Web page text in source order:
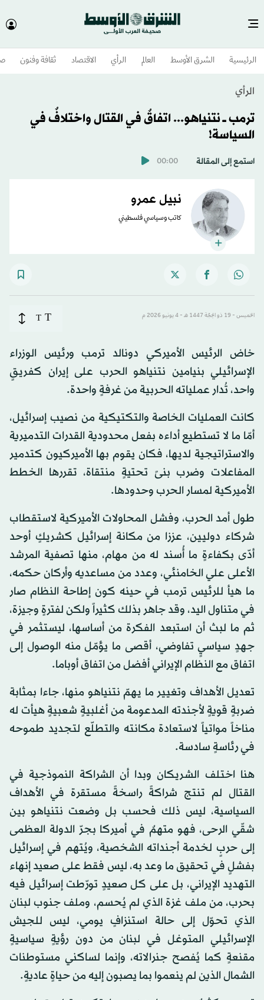
الرئيسية الشرق الأوسط​ العالم الرأي الاقتصاد ثقافة وفنون
الرأي
ترمب ـــ نتنياهو... اتفاقٌ في القتال واختلافٌ في
السياسة!
استمع إلى المقالة 00:00
نبيل عمرو
كاتب وسياسي فلسطيني
الخميس - 19 ذو الحِجّة 1447 هـ - 4 يونيو 2026 م T
T
خاض الرئيس الأميركي دونالد ترمب ورئيس الوزراء
الإسرائيلي بنيامين نتنياهو الحرب على إيران كفريقٍ
واحد، تُدار عملياته الحربية من غرفةٍ واحدة.
كانت العمليات الخاصة والتكتيكية من نصيب إسرائيل،
أمّا ما لا تستطيع أداءه بفعل محدودية القدرات التدميرية
والاستراتيجية لديها، فكان يقوم بها الأميركيون كتدمير
المفاعلات وضرب بنىً تحتيةٍ منتقاة، تقررها الخطط
الأميركية لمسار الحرب وحدودها.
طول أمد الحرب، وفشل المحاولات الأميركية لاستقطاب
شركاء دوليين، عززا من مكانة إسرائيل كشريكٍ أوحد
أدّى بكفاءةٍ ما أُسند له من مهام، منها تصفية المرشد
الأعلى علي الخامنئي، وعدد من مساعديه وأركان حكمه،
ما هيأ للرئيس ترمب في حينه كون إطاحة النظام صار
في متناول اليد، وقد جاهر بذلك كثيراً ولكن لفترةٍ وجيزة،
ثم ما لبث أن استبعد الفكرة من أساسها، ليستثمر في
جهدٍ سياسيٍ تفاوضي، أقصى ما يؤمّل منه الوصول إلى
اتفاق مع النظام الإيراني أفضل من اتفاق أوباما.
تعديل الأهداف وتغيير ما يهمّ نتنياهو منها، جاءا بمثابة
ضربةٍ قويةٍ لأجندته المدعومة من أغلبيةٍ شعبيةٍ هيأت له
مناخاً مواتياً لاستعادة مكانته والتطلّع لتجديد طموحه
في رئاسةٍ سادسة.
هنا اختلف الشريكان وبدا أن الشراكة النموذجية في
القتال لم تنتج شراكةً راسخةً مستقرة في الأهداف
السياسية، ليس ذلك فحسب بل وضعت نتنياهو بين
شقّي الرحى، فهو متهمٌ في أميركا بجرّ الدولة العظمى
إلى حربٍ لخدمة أجنداته الشخصية، ويُتهم في إسرائيل
بفشلٍ في تحقيق ما وعد به، ليس فقط على صعيد إنهاء
التهديد الإيراني، بل على كل صعيدٍ تورّطت إسرائيل فيه
بحرب، من ملف غزة الذي لم يُحسم، وملف جنوب لبنان
الذي تحوّل إلى حالة استنزافٍ يومي، ليس للجيش
الإسرائيلي المتوغل في لبنان من دون رؤيةٍ سياسيةٍ
مقنعةٍ كما يُفصح جنرالاته، وإنما لساكني مستوطنات
الشمال الذين لم ينعموا بما يصبون إليه من حياةٍ عاديةٍ.